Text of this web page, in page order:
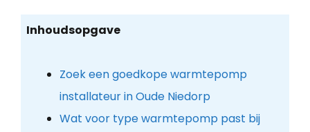
Inhoudsopgave
Zoek een goedkope warmtepomp
installateur in Oude Niedorp
Wat voor type warmtepomp past bij